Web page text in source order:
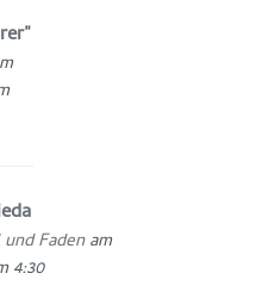
Fadenam
4:30